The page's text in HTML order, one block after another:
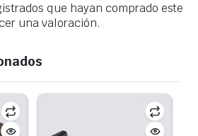
que hayan comprado este
una valoración.